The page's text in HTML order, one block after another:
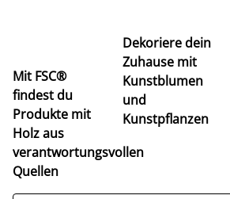
Mit FSC®
findest du
Produkte mit
Holz aus
verantwortungsvollen
Quellen
Dekoriere dein
Zuhause mit
Kunstblumen
und
Kunstpflanzen